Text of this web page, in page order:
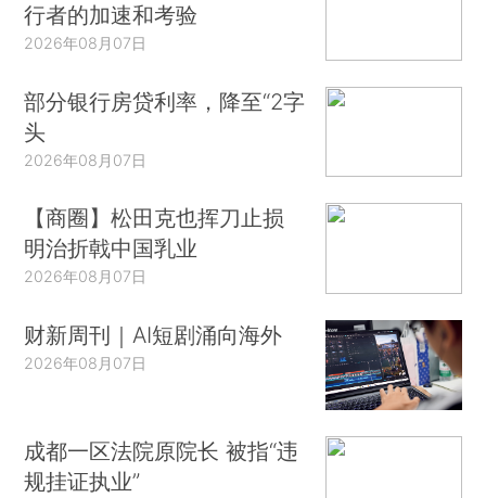
行者的加速和考验
2026年08月07日
部分银行房贷利率，降至“2字
头
2026年08月07日
【商圈】松田克也挥刀止损
明治折戟中国乳业
2026年08月07日
财新周刊｜AI短剧涌向海外
2026年08月07日
成都一区法院原院长 被指“违
规挂证执业”